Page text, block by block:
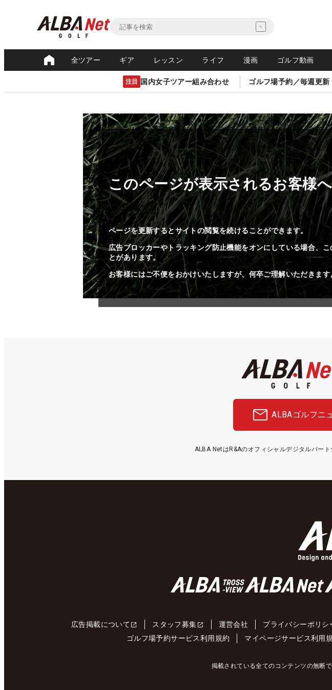
全ツアー ギア レッスン ライフ 漫画 ゴルフ動画
注目 国内女子ツアー組み合わせ ゴルフ場予約／毎週更
このページが表示されるお客様へ
ページを更新するとサイトの閲覧を続けることができます。
広告ブロッカーやトラッキング防止機能をオンにしている場合、
とがあります。
お客様にはご不便をおかけいたしますが、何卒ご理解いただきます
ALBAゴルフニ
ALBA NetはR&Aのオフィシャルデジタルパー
広告掲載について スタッフ募集 運営会社 プライバシーポリシ
ゴルフ場予約サービス利用規約
マイページサービス利用
掲載されている全てのコンテンツの無断